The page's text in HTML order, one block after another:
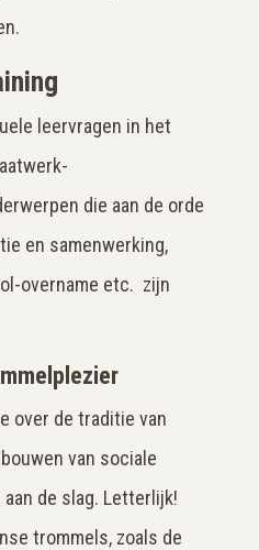
leervragen in het
die aan de orde
en samenwerking,
overname etc. zijn
over de traditie van
van sociale
de slag. Letterlijk!
trommels, zoals de